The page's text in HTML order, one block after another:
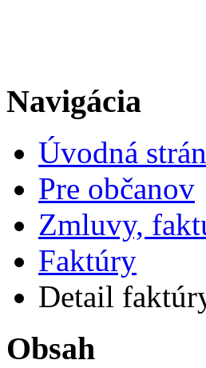
Navigácia
Úvodná
Pre občanov
Zmluvy,
Faktúry
Detail
Obsah